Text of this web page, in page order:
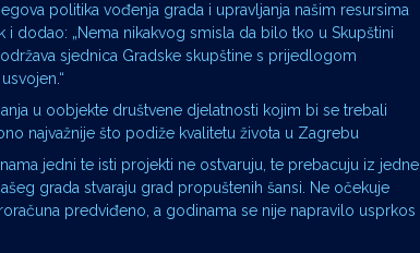
politika vođenja grada i upravljanja našim resursima
i dodao: „Nema nikakvog smisla da bilo tko u Skupštini
sjednica Gradske skupštine s prijedlogom
u oobjekte društvene djelatnosti kojim bi se trebali
najvažnije što podiže kvalitetu života u Zagrebu
jedni te isti projekti ne ostvaruju, te prebacuju iz jedne
grada stvaraju grad propuštenih šansi. Ne očekuje
predviđeno, a godinama se nije napravilo usprkos